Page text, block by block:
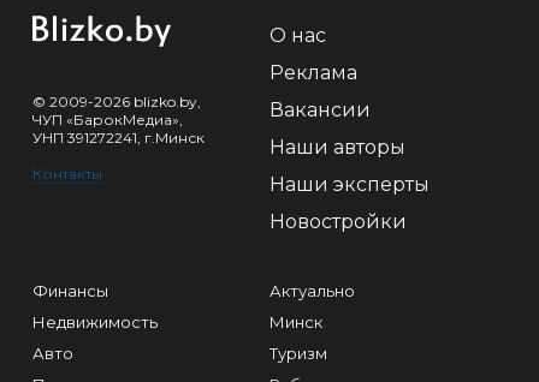
© 2009-2026 blizko.by,
ЧУП «БарокМедиа»,
УНП 391272241, г.Минск
Контакты
О нас
Реклама
Вакансии
Наши авторы
Наши эксперты
Новостройки
Финансы
Недвижимость
Авто
Актуально
Минск
Туризм